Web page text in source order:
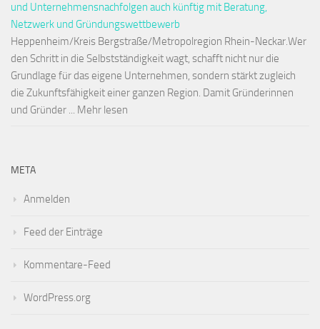
und Unternehmensnachfolgen auch künftig mit Beratung,
Netzwerk und Gründungswettbewerb
Heppenheim/Kreis Bergstraße/Metropolregion Rhein-Neckar.Wer
den Schritt in die Selbstständigkeit wagt, schafft nicht nur die
Grundlage für das eigene Unternehmen, sondern stärkt zugleich
die Zukunftsfähigkeit einer ganzen Region. Damit Gründerinnen
und Gründer ... Mehr lesen
META
Anmelden
Feed der Einträge
Kommentare-Feed
WordPress.org